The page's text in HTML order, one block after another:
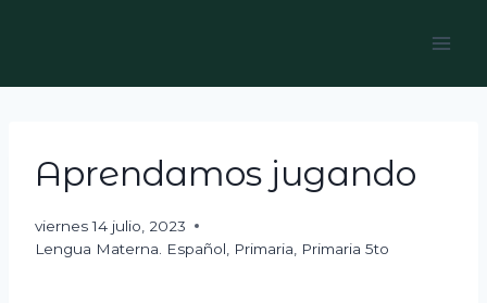
Aprendamos jugando
viernes 14 julio, 2023
Lengua Materna. Español
Primaria Primaria 5to